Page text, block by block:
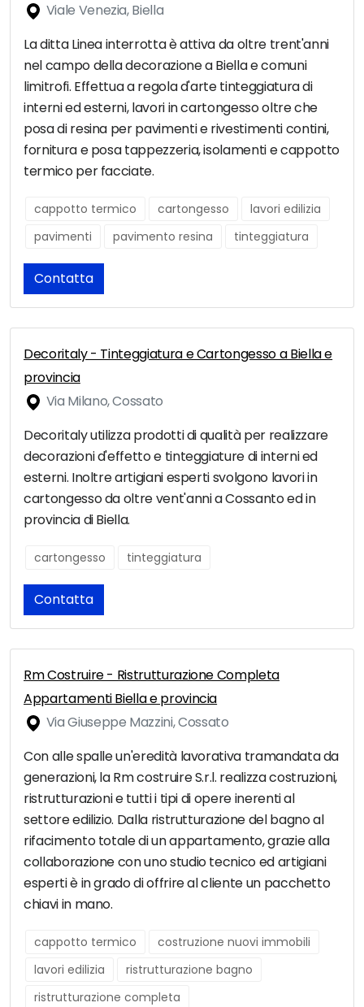
Viale Venezia, Biella
La ditta Linea interrotta è attiva da oltre trent'anni
nel campo della decorazione a Biella e comuni
limitrofi. Effettua a regola d'arte tinteggiatura di
interni ed esterni, lavori in cartongesso oltre che
posa di resina per pavimenti e rivestimenti contini,
fornitura e posa tappezzeria, isolamenti e cappotto
termico per facciate.
cappotto termico cartongesso
lavori edilizia
pavimenti
pavimento resina tinteggiatura
Contatta
Decoritaly - Tinteggiatura e Cartongesso a Biella e
provincia
Via Milano, Cossato
Decoritaly utilizza prodotti di qualità per realizzare
decorazioni d'effetto e tinteggiature di interni ed
esterni. Inoltre artigiani esperti svolgono lavori in
cartongesso da oltre vent'anni a Cossanto ed in
provincia di Biella.
cartongesso tinteggiatura
Contatta
Rm Costruire - Ristrutturazione Completa
Appartamenti Biella e provincia
Via Giuseppe Mazzini, Cossato
Con alle spalle un'eredità lavorativa tramandata da
generazioni, la Rm costruire S.r.l. realizza costruzioni,
ristrutturazioni e tutti i tipi di opere inerenti al
settore edilizio. Dalla ristrutturazione del bagno al
rifacimento totale di un appartamento, grazie alla
collaborazione con uno studio tecnico ed artigiani
esperti è in grado di offrire al cliente un pacchetto
chiavi in mano.
cappotto termico
costruzione nuovi immobili
lavori edilizia
ristrutturazione bagno
ristrutturazione completa